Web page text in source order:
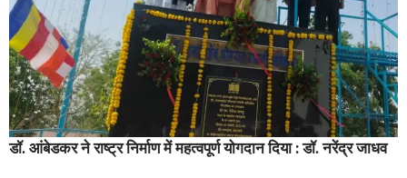
डॉ. आंबेडकर ने राष्ट्र निर्माण में महत्वपूर्ण योगदान दिया : डॉ. नरेंद्र जाधव